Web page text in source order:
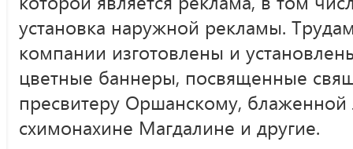
установка наружной рекламы.
компании изготовлены и
цветные баннеры, посвященные
пресвитеру Оршанскому,
схимонахине Магдалине и другие.